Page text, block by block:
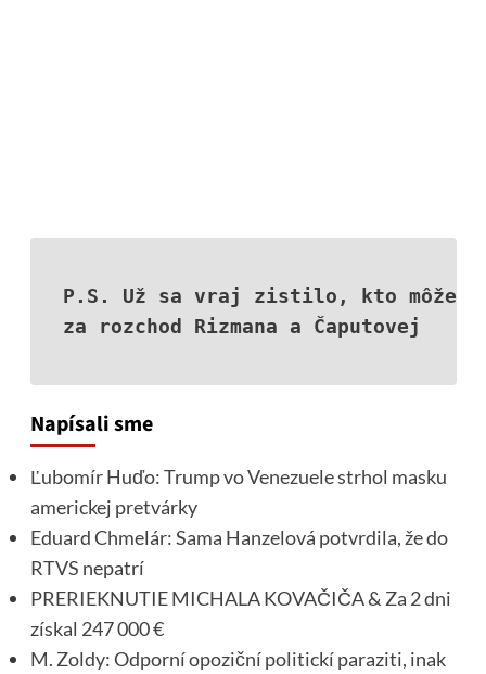
P.S. Už sa vraj zistilo, kto môže
za rozchod Rizmana a Čaputovej
Napísali sme
Ľubomír Huďo: Trump vo Venezuele strhol masku
americkej pretvárky
Eduard Chmelár: Sama Hanzelová potvrdila, že do
RTVS nepatrí
PRERIEKNUTIE MICHALA KOVAČIČA & Za 2 dni
získal 247 000 €
M. Zoldy: Odporní opoziční politickí paraziti, inak